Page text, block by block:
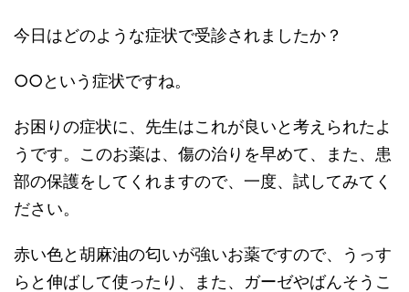
今日はどのような症状で受診されましたか？
○○という症状ですね。
お困りの症状に、先生はこれが良いと考えられたよ
うです。このお薬は、傷の治りを早めて、また、患
部の保護をしてくれますので、一度、試してみてく
ださい。
赤い色と胡麻油の匂いが強いお薬ですので、うっす
らと伸ばして使ったり、また、ガーゼやばんそうこ